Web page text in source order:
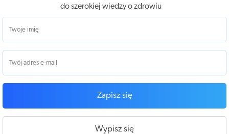
do szerokiej wiedzy o zdrowiu
Zapisz się
Wypisz się